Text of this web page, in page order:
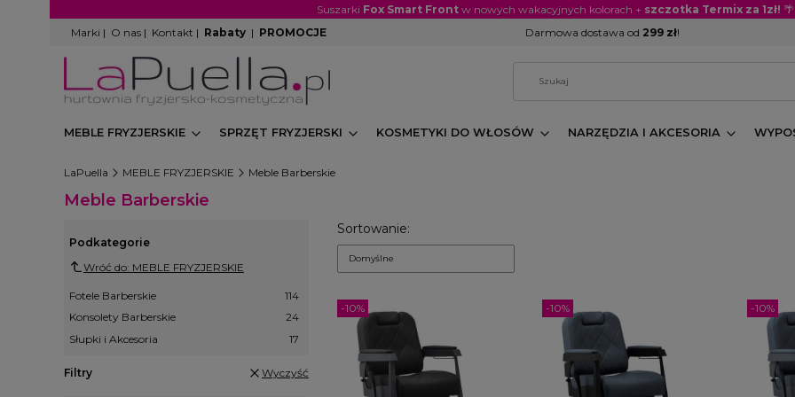
Suszarki Fox Smart Frontw nowych wakacyjnych kolorach + szczotka Termix za 1zł!
Marki | O nas | Kontakt | Rabaty | PROMOCJE Darmowa dostawa od 299 zł!
MEBLE FRYZJERSKIE SPRZĘT FRYZJERSKI KOSMETYKI DO WŁOSÓW NARZĘDZIA I AKCESORIA
LaPuella MEBLE FRYZJERSKIE Meble Barberskie
Meble Barberskie
Podkategorie
Wróć do: MEBLE FRYZJERSKIE
Fotele Barberskie
114
Konsolety Barberskie
24
Słupki i Akcesoria
17
Filtry Wyczyść
Lista produktów
Sortowanie:
Domyślne
-10% -10% -10%